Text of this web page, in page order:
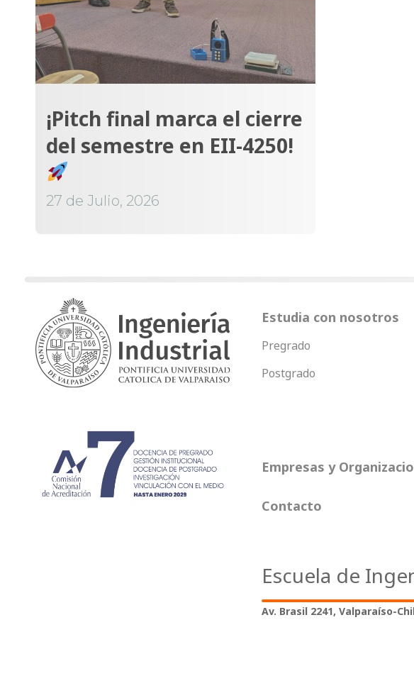
¡Pitch final marca el cierre
del semestre en EII-4250!
27 de Julio, 2026
Estudia con nosotros
Pregrado
Postgrado
Empresas y
Contacto
Escuela de
Av. Brasil 2241, Valparaíso-